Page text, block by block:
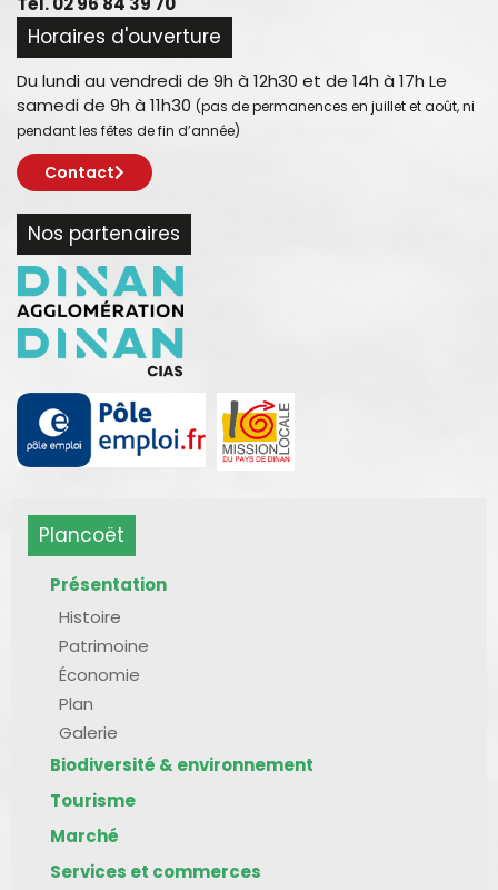
Horaires d'ouverture
Du lundi au vendredi de 9h à 12h30 et de 14h à 17h Le
samedi de 9h à 11h30 (pas de permanences en juillet et août, ni
pendant les fêtes de fin d’année)
Contact
Nos partenaires
Plancoët
Présentation
Histoire
Patrimoine
Économie
Plan
Galerie
Biodiversité & environnement
Tourisme
Marché
Services et commerces